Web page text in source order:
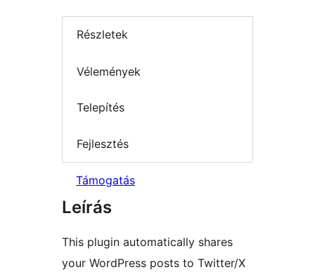
Részletek
Vélemények
Telepítés
Fejlesztés
Támogatás
Leírás
This plugin automatically shares
your WordPress posts to Twitter/X